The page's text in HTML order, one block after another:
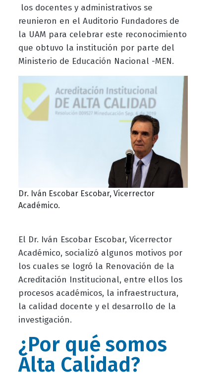
los docentes y administrativos se
reunieron en el Auditorio Fundadores de
la UAM para celebrar este reconocimiento
que obtuvo la institución por parte del
Ministerio de Educación Nacional -MEN.
Dr. Iván Escobar Escobar, Vicerrector
Académico.
El Dr. Iván Escobar Escobar, Vicerrector
Académico, socializó algunos motivos por
los cuales se logró la Renovación de la
Acreditación Institucional, entre ellos los
procesos académicos, la infraestructura,
la calidad docente y el desarrollo de la
investigación.
¿Por qué somos
Alta Calidad?